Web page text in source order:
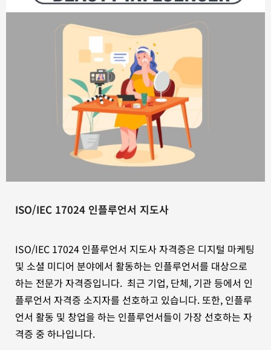
ISO/IEC 17024 인플루언서 지도사
ISO/IEC 17024 인플루언서 지도사 자격증은 디지털 마케팅
및 소셜 미디어 분야에서 활동하는 인플루언서를 대상으로
하는 전문가 자격증입니다. 최근 기업, 단체, 기관 등에서 인
플루언서 자격증 소지자를 선호하고 있습니다. 또한, 인플루
언서 활동 및 창업을 하는 인플루언서들이 가장 선호하는 자
격증 중 하나입니다.